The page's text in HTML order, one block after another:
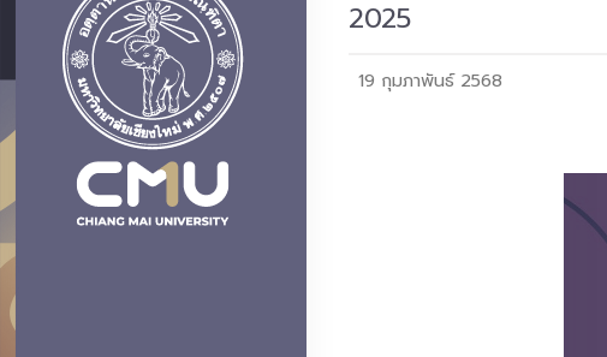
2025
19 กุมภาพันธ์ 2568